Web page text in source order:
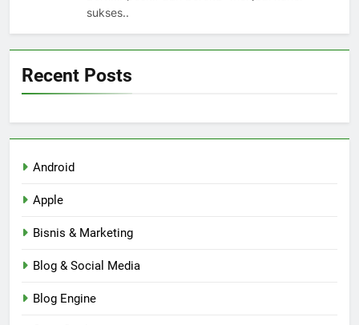
sukses..
Recent Posts
Android
Apple
Bisnis & Marketing
Blog & Social Media
Blog Engine